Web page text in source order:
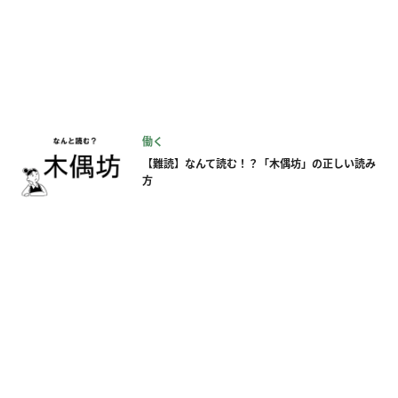
働く
【難読】なんて読む！？「木偶坊」の正しい読み
方